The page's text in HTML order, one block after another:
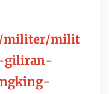
militer/milit
giliran-